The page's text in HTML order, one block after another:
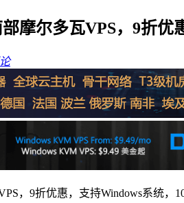
摩尔多瓦VPS，9折
，9折优惠，支持Windows系统，